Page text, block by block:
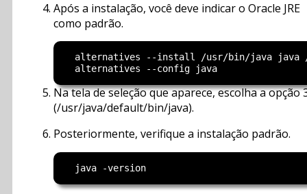
Após a instalação, você deve indicar o Oracle JRE
como padrão.
alternatives --install /usr/bin/java java
Na tela de seleção que aparece, escolha a opção
(/usr/java/default/bin/java).
Posteriormente, verifique a instalação padrão.